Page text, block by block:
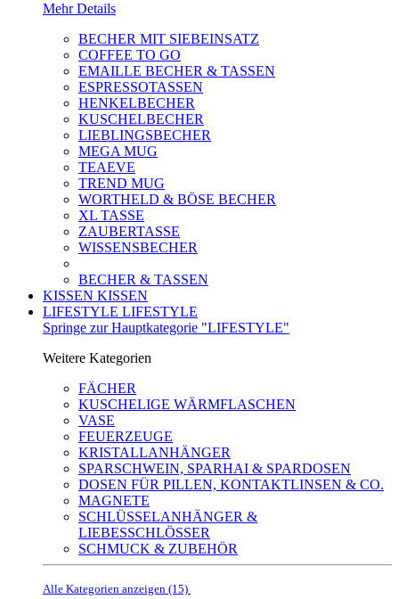
Mehr Details
BECHER MIT SIEBEINSATZ
COFFEE TO GO
EMAILLE BECHER & TASSEN
ESPRESSOTASSEN
HENKELBECHER
KUSCHELBECHER
LIEBLINGSBECHER
MEGA MUG
TEAEVE
TREND MUG
WORTHELD & BÖSE BECHER
XL TASSE
ZAUBERTASSE
WISSENSBECHER
BECHER & TASSEN
KISSEN KISSEN
LIFESTYLE LIFESTYLE
Springe zur Hauptkategorie "LIFESTYLE"
Weitere Kategorien
FÄCHER
KUSCHELIGE WÄRMFLASCHEN
VASE
FEUERZEUGE
KRISTALLANHÄNGER
SPARSCHWEIN, SPARHAI & SPARDOSEN
DOSEN FÜR PILLEN, KONTAKTLINSEN & CO.
MAGNETE
SCHLÜSSELANHÄNGER &
LIEBESSCHLÖSSER
SCHMUCK & ZUBEHÖR
Alle Kategorien anzeigen (15)